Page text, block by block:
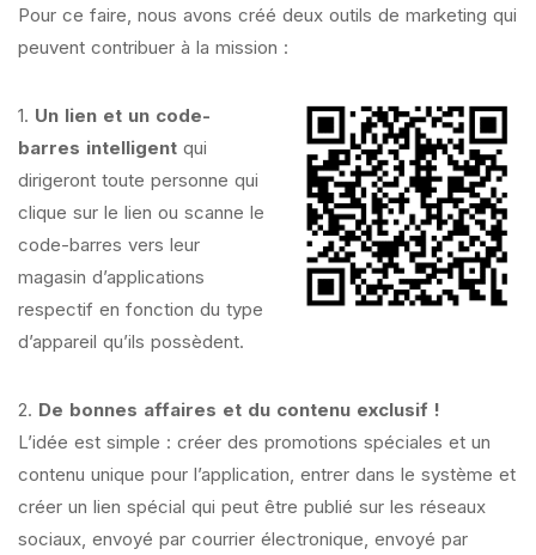
Pour ce faire, nous avons créé deux outils de marketing qui
peuvent contribuer à la mission :
1. Un lien et un code-
barres intelligent qui
dirigeront toute personne qui
clique sur le lien ou scanne le
code-barres vers leur
magasin d’applications
respectif en fonction du type
d’appareil qu’ils possèdent.
2. De bonnes affaires et du contenu exclusif !
L’idée est simple : créer des promotions spéciales et un
contenu unique pour l’application, entrer dans le système et
créer un lien spécial qui peut être publié sur les réseaux
sociaux, envoyé par courrier électronique, envoyé par